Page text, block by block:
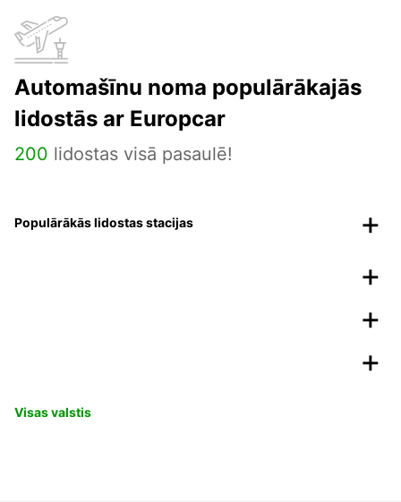
Automašīnu noma populārākajās
lidostās ar Europcar
200 lidostas visā pasaulē!
Populārākās lidostas stacijas
Visas valstis